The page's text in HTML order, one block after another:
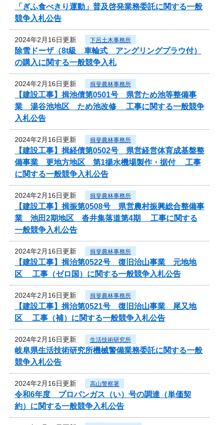
「ぎふ食べきり運動」普及啓発業務委託に関する一般
競争入札公告
2024年2月16日更新 下呂土木事務所
除雪ドーザ（8t級 車輪式 アングリングプラウ付）
の購入に関する一般競争入札
2024年2月16日更新 揖斐農林事務所
【建設工事】揖池債第0501号 県営ため池等整備事
業 湯谷池地区 ため池改修 工事に関する一般競争
入札公告
2024年2月16日更新 揖斐農林事務所
【建設工事】揖経債第0502号 県営経営体育成基盤整
備事業 更地方地区 第1揚水機場製作・据付 工事
に関する一般競争入札公告
2024年2月16日更新 揖斐農林事務所
【建設工事】揖振第0508号 県営農村振興総合整備事
業 池田2期地区 沓井集落道第4期 工事に関する
一般競争入札公告
2024年2月16日更新 揖斐農林事務所
【建設工事】揖治第0522号 復旧治山事業 元地地
区 工事（ゼロ国）に関する一般競争入札公告
2024年2月16日更新 揖斐農林事務所
【建設工事】揖治第0521号 復旧治山事業 尾又地
区 工事（補）に関する一般競争入札公告
2024年2月16日更新 生活技術研究所
岐阜県生活技術研究所機械警備業務委託に関する一般
競争入札公告
2024年2月16日更新 高山警察署
令和6年度 プロパンガス（い）号の調達（単価契
約）に関する一般競争入札公告